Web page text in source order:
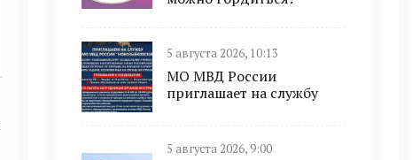
5 августа 2026, 10:13
МО МВД России
приглашает на службу
5 августа 2026, 9:00